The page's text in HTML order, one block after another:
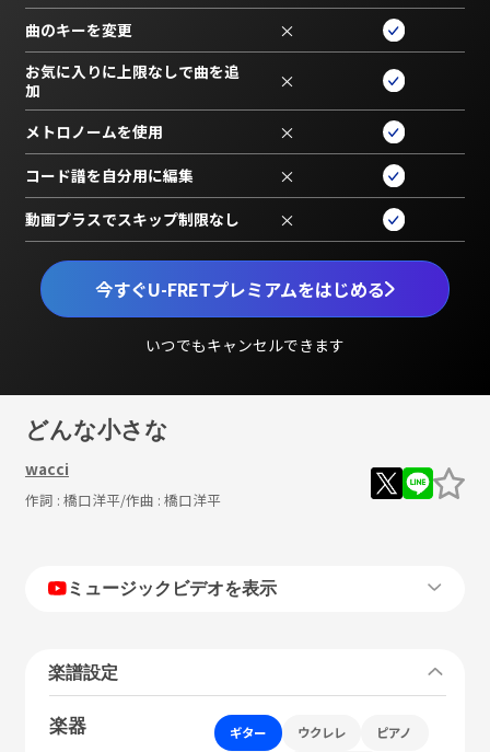
今すぐU-FRETプレミアムをはじめる
いつでもキャンセルできます
曲のキーを変更 ×
お気に入りに上限なしで曲を追
加
×
メトロノームを使用 ×
コード譜を自分用に編集 ×
動画プラスでスキップ制限なし ×
どんな小さな
wacci
作詞 : 橋口洋平/作曲 : 橋口洋平
ミュージックビデオを表示
楽譜設定
楽器 ギター ウクレレ ピアノ